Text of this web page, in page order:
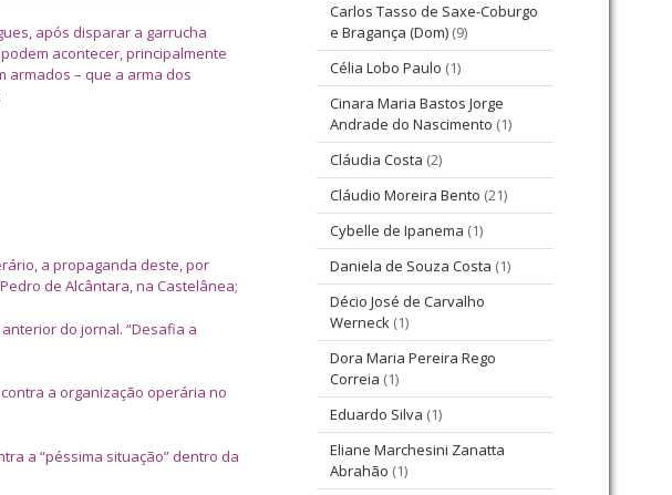
após disparar a garrucha
acontecer, principalmente
armados – que a arma dos
a propaganda deste, por
de Alcântara, na Castelânea;
do jornal. “Desafia a
a organização operária no
a “péssima situação” dentro da
Carlos Tasso de Saxe-Coburgo
e Bragança (Dom) (9)
Célia Lobo Paulo (1)
Cinara Maria Bastos Jorge
Andrade do Nascimento (1)
Cláudia Costa (2)
Cláudio Moreira Bento (21)
Cybelle de Ipanema (1)
Daniela de Souza Costa (1)
Décio José de Carvalho
Werneck (1)
Dora Maria Pereira Rego
Correia (1)
Eduardo Silva (1)
Eliane Marchesini Zanatta
Abrahão (1)